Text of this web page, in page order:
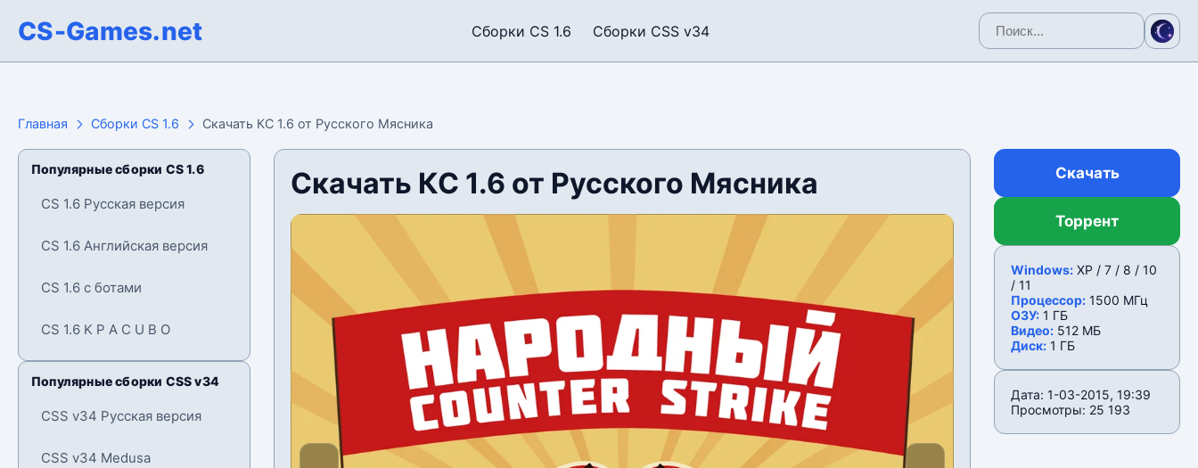
CS-Games.net Сборки CS 1.6 Сборки CSS v34
Главная Сборки CS 1.6 Скачать КС 1.6 от Русского Мясника
Популярные сборки CS 1.6
CS 1.6 Русская версия
CS 1.6 Английская версия
CS 1.6 с ботами
CS 1.6 K P A C U B O
Популярные сборки CSS v34
CSS v34 Русская версия
CSS v34 Medusa
Скачать КС 1.6 от Русского Мясника Скачать
Торрент
Windows: XP / 7 / 8 / 10
/ 11
Процессор: 1500 МГц
ОЗУ: 1 ГБ
Видео: 512 МБ
Диск: 1 ГБ
Дата: 1-03-2015, 19:39
Просмотры: 25 193